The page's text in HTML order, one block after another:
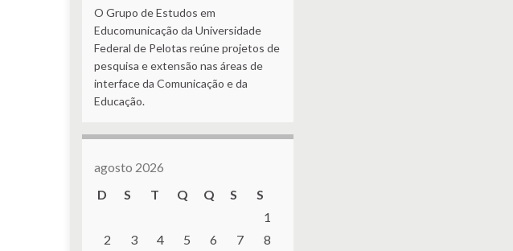
O Grupo de Estudos em
Educomunicação da Universidade
Federal de Pelotas reúne projetos de
pesquisa e extensão nas áreas de
interface da Comunicação e da
Educação.
agosto 2026
D
S T Q Q S
S
1
2
3 4 5 6 7
8